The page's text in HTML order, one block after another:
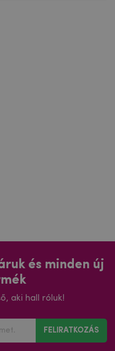
és minden új
aki hall róluk!
FELIRATKOZÁS